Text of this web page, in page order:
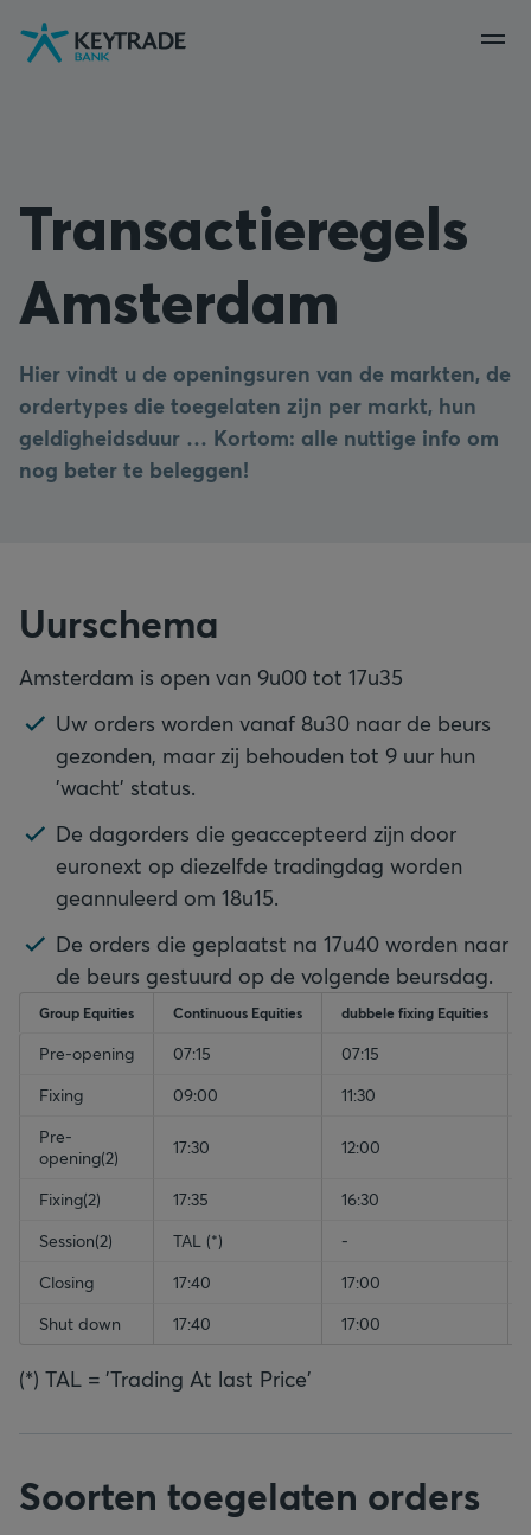
Naar
navigatie
Naar
aanmelden
Naar
inhoud
Transactieregels
Amsterdam
Hier vindt u de openingsuren van de markten, de
ordertypes die toegelaten zijn per markt, hun
geldigheidsduur … Kortom: alle nuttige info om
nog beter te beleggen!
Uurschema
Amsterdam is open van 9u00 tot 17u35
Uw orders worden vanaf 8u30 naar de beurs
gezonden, maar zij behouden tot 9 uur hun
'wacht' status.
De dagorders die geaccepteerd zijn door
euronext op diezelfde tradingdag worden
geannuleerd om 18u15.
De orders die geplaatst na 17u40 worden naar
de beurs gestuurd op de volgende beursdag.
Group Equities Continuous Equities dubbele fixing Equities
Pre-opening 07:15 07:15
Fixing
09:00 11:30
Pre-
opening(2)
17:30 12:00
Fixing(2) 17:35 16:30
Session(2)
TAL (*) -
Closing
17:40 17:00
Shut down
17:40 17:00
(*) TAL = 'Trading At last Price'
Soorten toegelaten orders